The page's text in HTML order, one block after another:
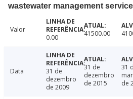
wastewater management
Valor
0.00
41500.00
Data
31 de
dezembro
de 2009
31 de
dezembro
de 2015
31
de